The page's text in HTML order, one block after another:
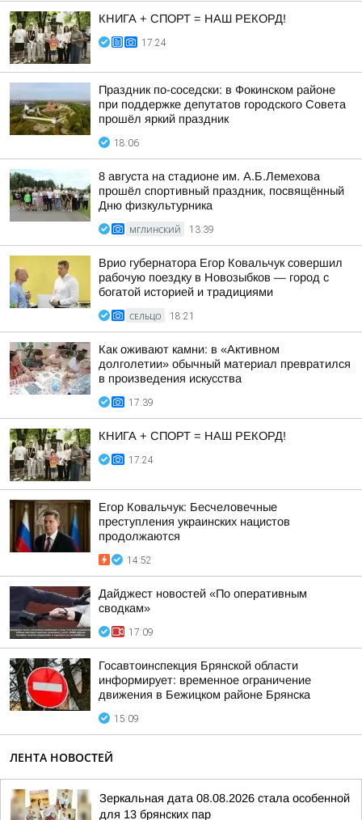
КНИГА + СПОРТ = НАШ РЕКОРД!
17:24
Праздник по-соседски: в Фокинском районе
при поддержке депутатов городского Совета
прошёл яркий праздник
18:06
8 августа на стадионе им. А.Б.Лемехова
прошёл спортивный праздник, посвящённый
Дню физкультурника
МГЛИНСКИЙ 13:39
Врио губернатора Егор Ковальчук совершил
рабочую поездку в Новозыбков — город с
богатой историей и традициями
СЕЛЬЦО 18:21
Как оживают камни: в «Активном
долголетии» обычный материал превратился
в произведения искусства
17:39
КНИГА + СПОРТ = НАШ РЕКОРД!
17:24
Егор Ковальчук: Бесчеловечные
преступления украинских нацистов
продолжаются
14:52
Дайджест новостей «По оперативным
сводкам»
17:09
Госавтоинспекция Брянской области
информирует: временное ограничение
движения в Бежицком районе Брянска
15:09
ЛЕНТА НОВОСТЕЙ
Зеркальная дата 08.08.2026 стала особенной
для 13 брянских пар